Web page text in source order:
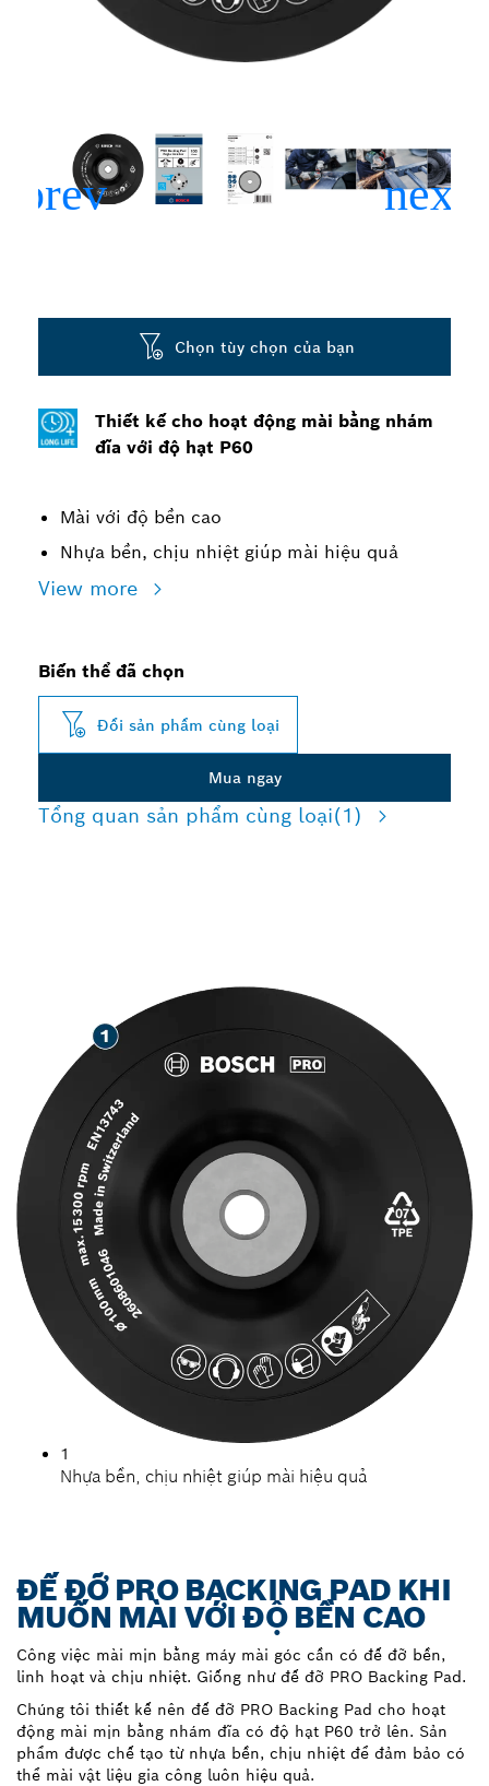
Thiết kế cho hoạt động mài bằng nhám
đĩa với độ hạt P60
Mài với độ bền cao
Nhựa bền, chịu nhiệt giúp mài hiệu quả
View more
Chọn tùy chọn của bạn
Biến thể đã chọn
Đổi sản phẩm cùng loại
Mua ngay
Tổng quan sản phẩm cùng loại(1)
1
Nhựa bền, chịu nhiệt giúp mài hiệu quả
ĐẾ ĐỠ PRO BACKING PAD KHI
MUỐN MÀI VỚI ĐỘ BỀN CAO
Công việc mài mịn bằng máy mài góc cần có đế đỡ bền,
linh hoạt và chịu nhiệt. Giống như đế đỡ PRO Backing Pad.
Chúng tôi thiết kế nên đế đỡ PRO Backing Pad cho hoạt
động mài mịn bằng nhám đĩa có độ hạt P60 trở lên. Sản
phẩm được chế tạo từ nhựa bền, chịu nhiệt để đảm bảo có
thể mài vật liệu gia công luôn hiệu quả.